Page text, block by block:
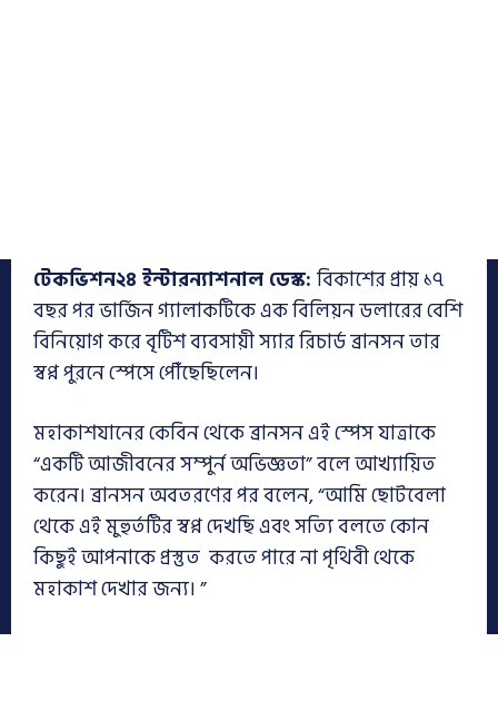
টেকভিশন২৪ ইন্টারন্যাশনাল ডেস্ক: বিকাশের প্রায় ১৭
বছর পর ভার্জিন গ্যালাকটিকে এক বিলিয়ন ডলারের বেশি
বিনিয়োগ করে বৃটিশ ব্যবসায়ী স্যার রিচার্ড ব্রানসন তার
স্বপ্ন পুরনে স্পেসে পৌঁছেছিলেন।
মহাকাশযানের কেবিন থেকে ব্রানসন এই স্পেস যাত্রাকে
“একটি আজীবনের সম্পুর্ন অভিজ্ঞতা” বলে আখ্যায়িত
করেন। ব্রানসন অবতরণের পর বলেন, “আমি ছোটবেলা
থেকে এই মুহুর্তটির স্বপ্ন দেখছি এবং সত্যি বলতে কোন
কিছুই আপনাকে প্রস্তুত করতে পারে না পৃথিবী থেকে
মহাকাশ দেখার জন্য। ”